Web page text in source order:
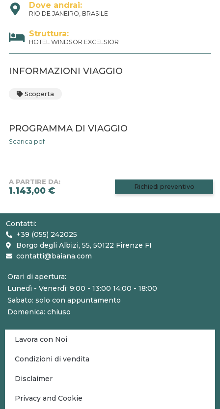
Dove andrai:
RIO DE JANEIRO, BRASILE
Struttura:
HOTEL WINDSOR EXCELSIOR
INFORMAZIONI VIAGGIO
Scoperta
PROGRAMMA DI VIAGGIO
Scarica pdf
A PARTIRE DA:
1.143,00 € Richiedi preventivo
Contatti:
+39 (055) 242025
Borgo degli Albizi, 55, 50122 Firenze FI
contatti@baiana.com
Orari di apertura:
Lunedì - Venerdì: 9:00 - 13:00 14:00 - 18:00
Sabato: solo con appuntamento
Domenica: chiuso
Lavora con Noi
Condizioni di vendita
Disclaimer
Privacy and Cookie